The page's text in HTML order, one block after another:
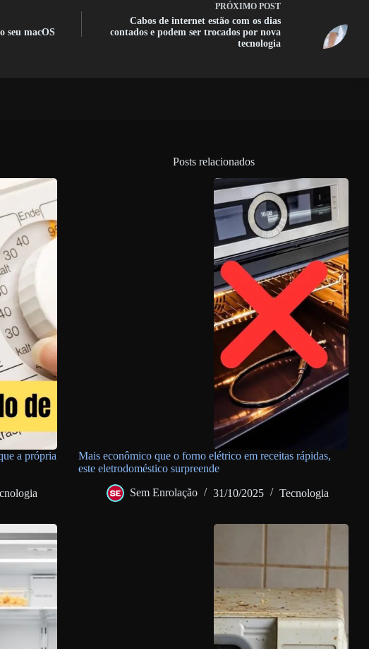
seu macOS
PRÓXIMO POST
Cabos de internet estão com os dias
contados e podem ser trocados por nova
tecnologia
Posts relacionados
a própria
Mais econômico que o forno elétrico em receitas rápidas,
este eletrodoméstico surpreende
Sem Enrolação 31/10/2025 Tecnologia